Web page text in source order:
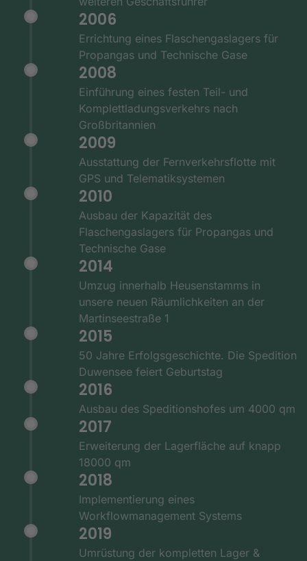
2006
Errichtung eines Flaschengaslagers für
Propangas und Technische Gase
2008
Einführung eines festen Teil- und
Komplettladungsverkehrs nach
Großbritannien
2009
Ausstattung der Fernverkehrsflotte mit
GPS und Telematiksystemen
2010
Ausbau der Kapazität des
Flaschengaslagers für Propangas und
Technische Gase
2014
Umzug innerhalb Heusenstamms in
unsere neuen Räumlichkeiten an der
Martinseestraße 1
2015
50 Jahre Erfolgsgeschichte. Die Spedition
Duwensee feiert Geburtstag
2016
Ausbau des Speditionshofes um 4000 qm
2017
Erweiterung der Lagerfläche auf knapp
18000 qm
2018
Implementierung eines
Workflowmanagement Systems
2019
Umrüstung der kompletten Lager &